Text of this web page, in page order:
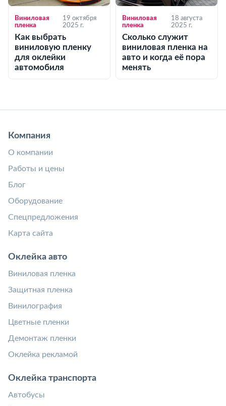
Виниловая
пленка
19 октября
2025 г.
Как выбрать
виниловую пленку
для оклейки
автомобиля
Виниловая
пленка
18 августа
2025 г.
Сколько служит
виниловая пленка на
авто и когда её пора
менять
Компания
О компании
Работы и цены
Блог
Оборудование
Спецпредложения
Карта сайта
Оклейка авто
Виниловая пленка
Защитная пленка
Винилография
Цветные пленки
Демонтаж пленки
Оклейка рекламой
Оклейка транспорта
Автобусы